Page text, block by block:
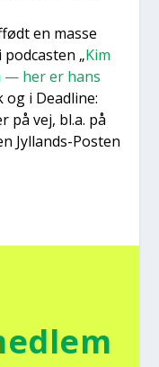
en mas­se
„Kim
— her er hans
og i Dead­li­ne:
på vej, bl.a. på
Jyl­lands-Posten